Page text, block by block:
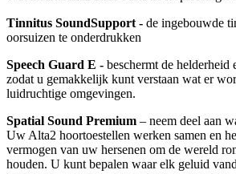
Tinnitus SoundSupport - de ingebouwde
oorsuizen te onderdrukken
Speech Guard E - beschermt de helderheid
zodat u gemakkelijk kunt verstaan wat er
luidruchtige omgevingen.
Spatial Sound Premium – neem deel aan
Uw Alta2 hoortoestellen werken samen en
vermogen van uw hersenen om de wereld
houden. U kunt bepalen waar elk geluid